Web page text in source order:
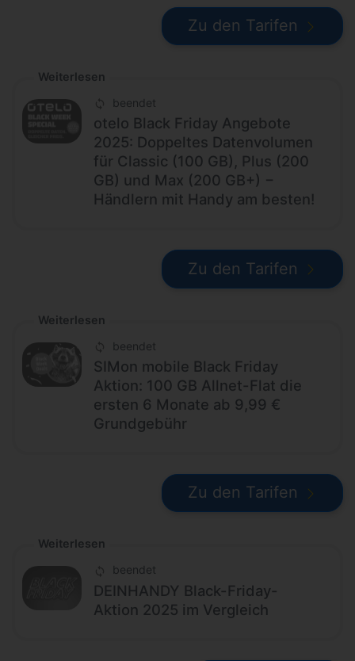
Zu den Tarifen
Weiterlesen
beendet
otelo Black Friday Angebote
2025: Doppeltes Datenvolumen
für Classic (100 GB), Plus (200
GB) und Max (200 GB+) −
Händlern mit Handy am besten!
Zu den Tarifen
Weiterlesen
beendet
SIMon mobile Black Friday
Aktion: 100 GB Allnet-Flat die
ersten 6 Monate ab 9,99 €
Grundgebühr
Zu den Tarifen
Weiterlesen
beendet
DEINHANDY Black-Friday-
Aktion 2025 im Vergleich